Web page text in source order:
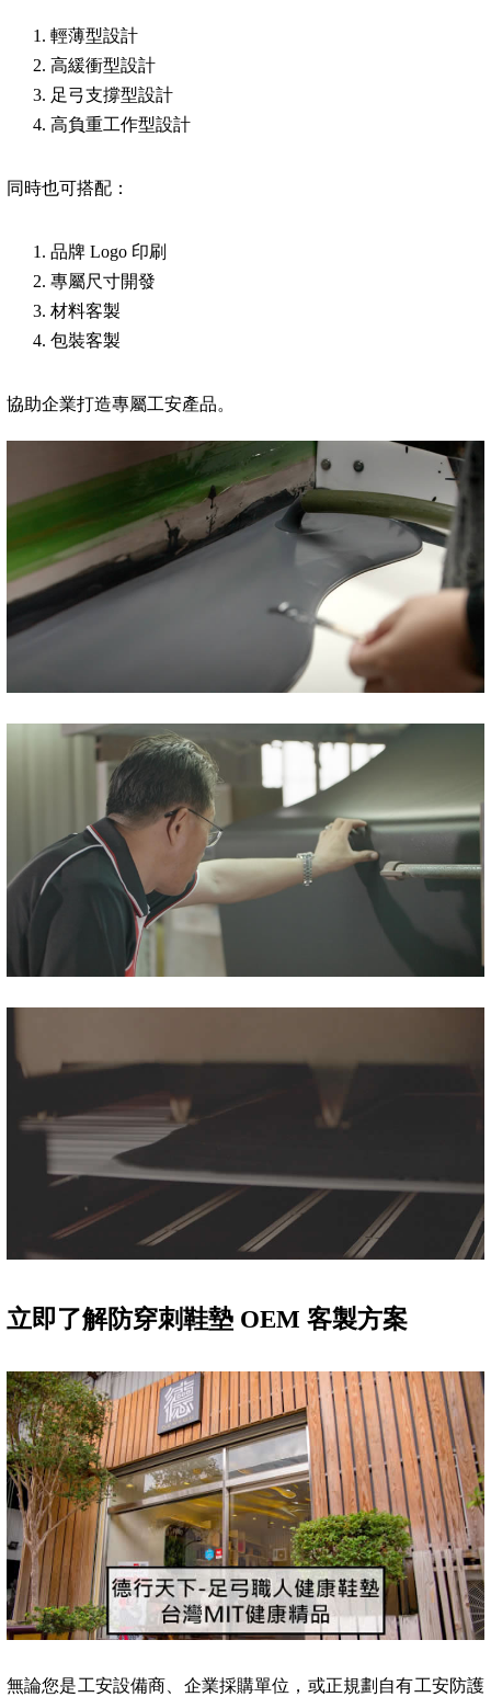
輕薄型設計
高緩衝型設計
足弓支撐型設計
高負重工作型設計
同時也可搭配：
品牌 Logo 印刷
專屬尺寸開發
材料客製
包裝客製
協助企業打造專屬工安產品。
立即了解防穿刺鞋墊 OEM 客製方案
無論您是工安設備商、企業採購單位，或正規劃自有工安防護